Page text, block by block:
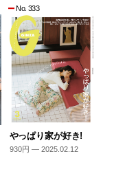
No. 333
やっぱり家が好き!
930円 — 2025.02.12